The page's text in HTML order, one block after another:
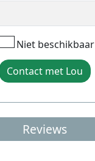
Niet beschikbaar
Contact met Lou
Reviews